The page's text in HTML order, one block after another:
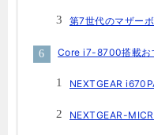
第7世代のマザー
Core i7-8700搭載お
NEXTGEAR
NEXTGEAR-